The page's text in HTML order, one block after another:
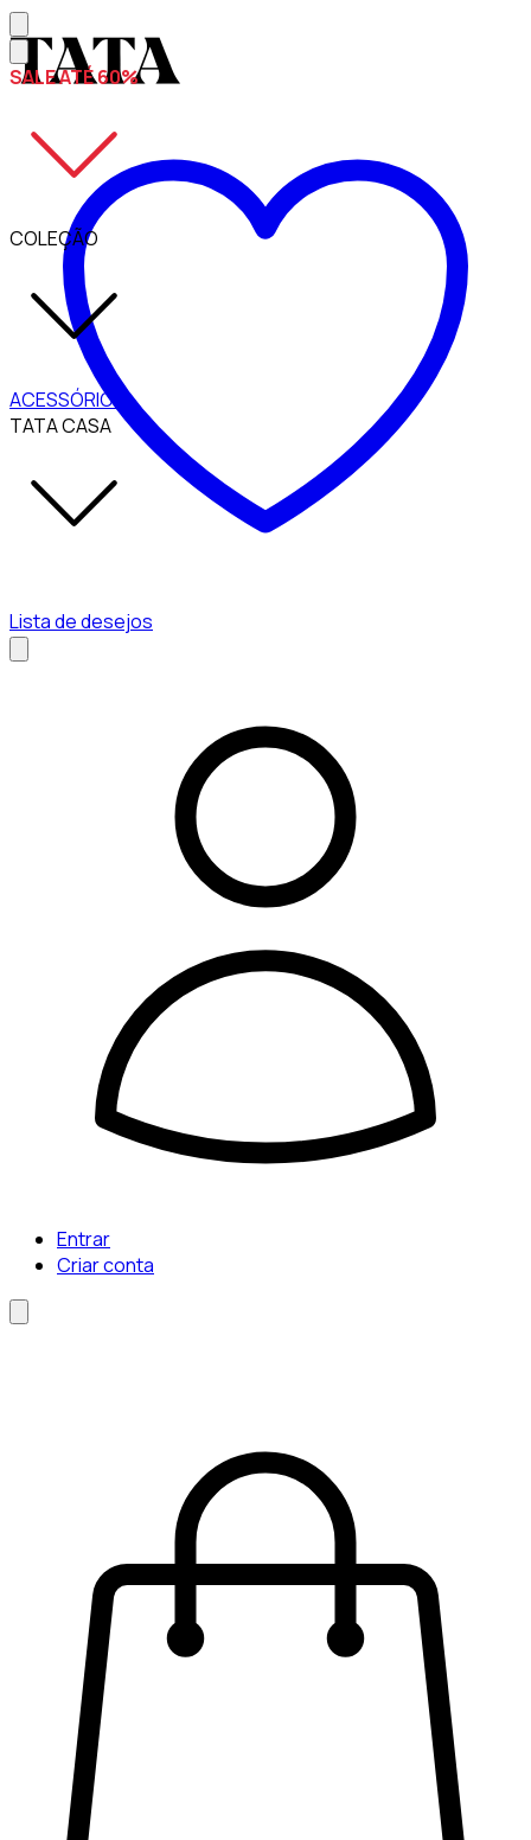
SALE ATÉ 60%
COLEÇÃO
ACESSÓRIOS
TATA CASA
Lista de desejos
Entrar
Criar conta